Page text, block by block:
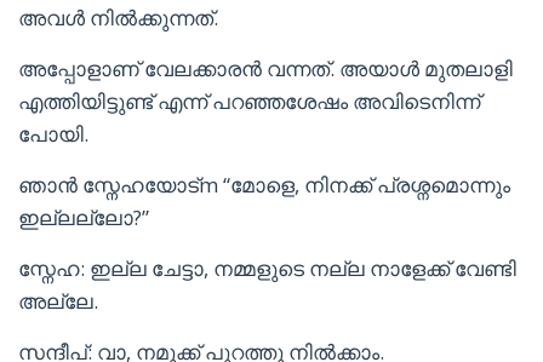
അവൾ നിൽക്കുന്നത്.
അപ്പോളാണ് വേലക്കാരൻ വന്നത്. അയാൾ മുതലാളി
എത്തിയിട്ടുണ്ട് എന്ന് പറഞ്ഞശേഷം അവിടെനിന്ന്
പോയി.
ഞാൻ സ്നേഹയോട്m “മോളെ, നിനക്ക് പ്രശ്നമൊന്നും
ഇല്ലല്ലോ?”
സ്നേഹ: ഇല്ല ചേട്ടാ, നമ്മളുടെ നല്ല നാളേക്ക് വേണ്ടി
അല്ലേ.
സന്ദീപ്: വാ, നമുക്ക് പുറത്തു നിൽക്കാം.